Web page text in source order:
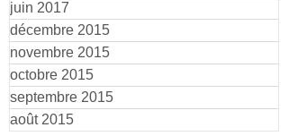
juin 2017
décembre 2015
novembre 2015
octobre 2015
septembre 2015
août 2015